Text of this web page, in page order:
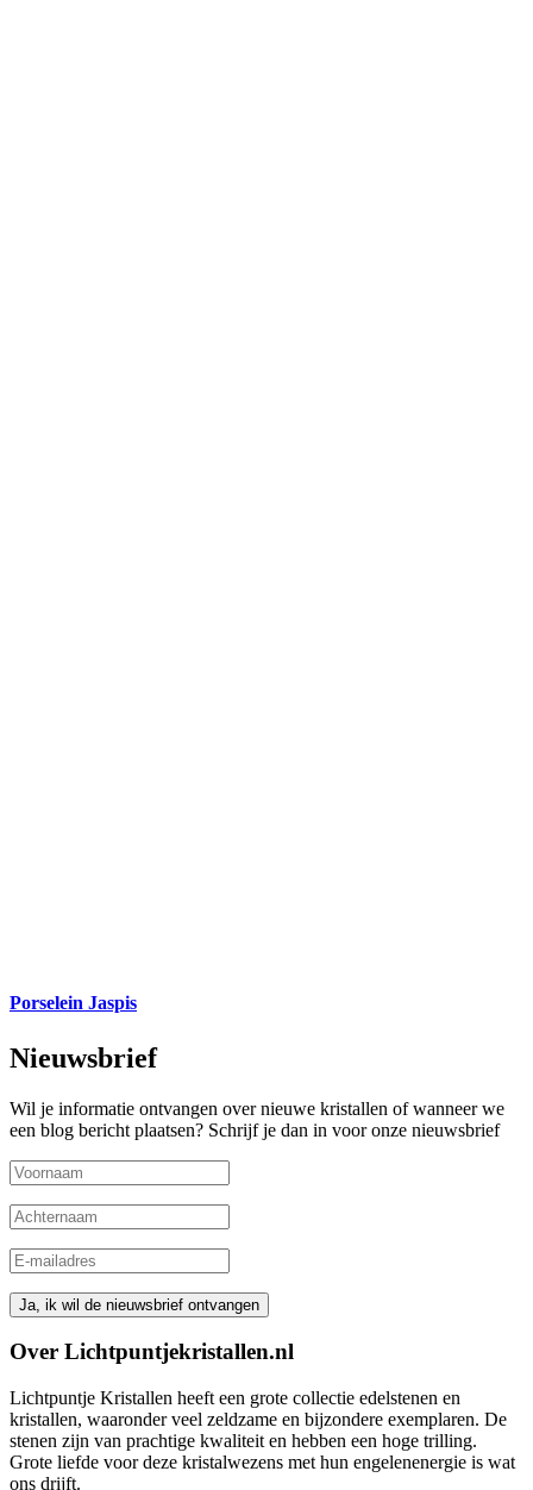
Porselein Jaspis
Nieuwsbrief
Wil je informatie ontvangen over nieuwe kristallen of wanneer we
een blog bericht plaatsen? Schrijf je dan in voor onze nieuwsbrief
Over Lichtpuntjekristallen.nl
Lichtpuntje Kristallen heeft een grote collectie edelstenen en
kristallen, waaronder veel zeldzame en bijzondere exemplaren. De
stenen zijn van prachtige kwaliteit en hebben een hoge trilling.
Grote liefde voor deze kristalwezens met hun engelenenergie is wat
ons drijft.